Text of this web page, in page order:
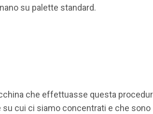
su palette standard.
che effettuasse questa
cui ci siamo concentrati e che sono